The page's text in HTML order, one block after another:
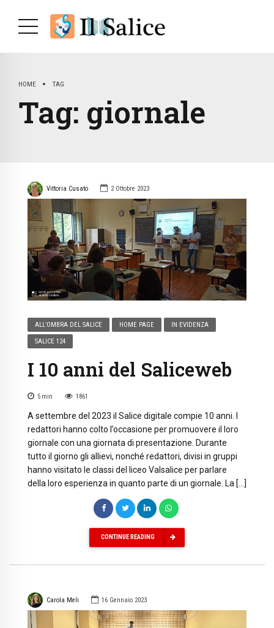
HOME TAG
Tag: giornale
Vittoria Cusato 2 Ottobre 2023
ALL’OMBRA DEL SALICE HOME PAGE IN EVIDENZA
SALICE 124
I 10 anni del Saliceweb
5 min 1861
A settembre del 2023 il Salice digitale compie 10 anni. I
redattori hanno colto l’occasione per promuovere il loro
giornale con una giornata di presentazione. Durante
tutto il giorno gli allievi, nonché redattori, divisi in gruppi
hanno visitato le classi del liceo Valsalice per parlare
della loro esperienza in quanto parte di un giornale. La […]
CONTINUE READING
Carola Meli 16 Gennaio 2023